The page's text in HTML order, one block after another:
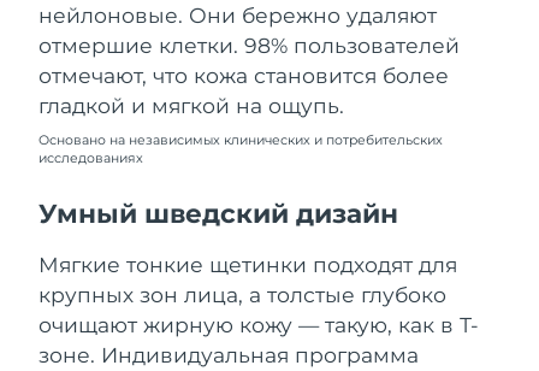
нейлоновые. Они бережно удаляют
отмершие клетки. 98% пользователей
отмечают, что кожа становится более
гладкой и мягкой на ощупь.
Основано на независимых клинических и потребительских
исследованиях
Умный шведский дизайн
Мягкие тонкие щетинки подходят для
крупных зон лица, а толстые глубоко
очищают жирную кожу — такую, как в Т-
зоне. Индивидуальная программа
Сингапур
Ожидаемая дата доставки
11/8/26
Словакия
Ожидаемая дата доставки
Южно-Африканская
Ожидаемая дата доставки
Республика Корея
Ожидаемая дата доставки